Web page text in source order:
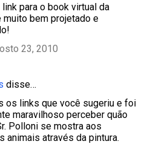
para o book virtual da
muito bem projetado e
23, 2010
disse…
os links que você sugeriu e foi
maravilhoso perceber quão
Polloni se mostra aos
animais através da pintura.